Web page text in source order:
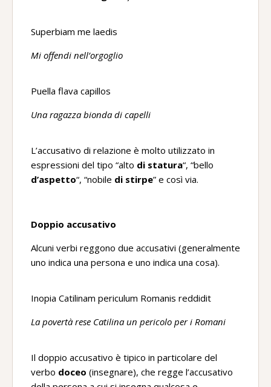
Superbiam me laedis
Mi offendi nell’orgoglio
Puella flava capillos
Una ragazza bionda di capelli
L’accusativo di relazione è molto utilizzato in
espressioni del tipo “alto di statura“, “bello
d’aspetto“, “nobile di stirpe” e così via.
Doppio accusativo
Alcuni verbi reggono due accusativi (generalmente
uno indica una persona e uno indica una cosa).
Inopia Catilinam periculum Romanis reddidit
La povertà rese Catilina un pericolo per i Romani
Il doppio accusativo è tipico in particolare del
verbo doceo (insegnare), che regge l’accusativo